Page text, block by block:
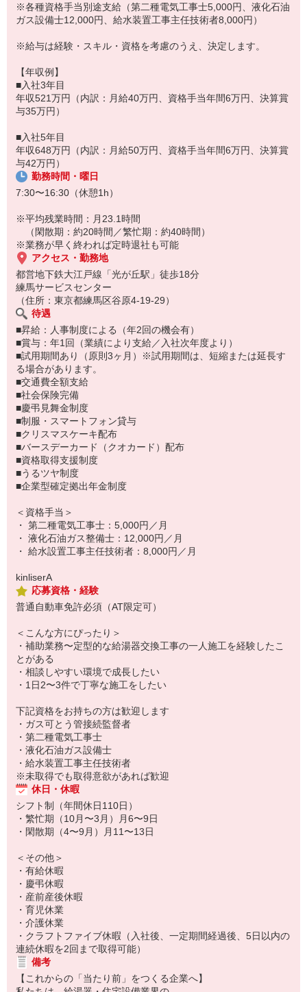
“職人任せ”ではなく、
チームで現場を支える体制が整っています。
【一日の流れ（例）】
当日の工事内容・注意点は事前に共有。
無理な詰め込みはありません。
8:30〜12:00｜1〜2件目の工事
難しい案件は事前に調整されています。
12:00〜13:00｜休憩
13:00〜15:30｜3件目の工事（ある場合）
時間に追われる工事は行いません。
16:30前後｜帰社・退勤
※各種資格手当別途支給（第二種電気工事士5,000円、液化石油
ガス設備士12,000円、給水装置工事主任技術者8,000円）
※給与は経験・スキル・資格を考慮のうえ、決定します。
【年収例】
■入社3年目
年収521万円（内訳：月給40万円、資格手当年間6万円、決算賞
与35万円）
■入社5年目
年収648万円（内訳：月給50万円、資格手当年間6万円、決算賞
与42万円）
勤務時間・曜日
7:30〜16:30（休憩1h）
※平均残業時間：月23.1時間
（閑散期：約20時間／繁忙期：約40時間）
※業務が早く終われば定時退社も可能
アクセス・勤務地
都営地下鉄大江戸線「光が丘駅」徒歩18分
練馬サービスセンター
（住所：東京都練馬区谷原4-19-29）
待遇
■昇給：人事制度による（年2回の機会有）
■賞与：年1回（業績により支給／入社次年度より）
■試用期間あり（原則3ヶ月）※試用期間は、短縮または延長す
る場合があります。
■交通費全額支給
■社会保険完備
■慶弔見舞金制度
■制服・スマートフォン貸与
■クリスマスケーキ配布
■バースデーカード（クオカード）配布
■資格取得支援制度
■うるツヤ制度
■企業型確定拠出年金制度
＜資格手当＞
・ 第二種電気工事士：5,000円／月
・ 液化石油ガス整備士：12,000円／月
・ 給水設置工事主任技術者：8,000円／月
kinliserA
応募資格・経験
普通自動車免許必須（AT限定可）
＜こんな方にぴったり＞
・補助業務〜定型的な給湯器交換工事の一人施工を経験したこ
とがある
・相談しやすい環境で成長したい
・1日2〜3件で丁寧な施工をしたい
下記資格をお持ちの方は歓迎します
・ガス可とう管接続監督者
・第二種電気工事士
・液化石油ガス設備士
・給水装置工事主任技術者
※未取得でも取得意欲があれば歓迎
休日・休暇
シフト制（年間休日110日）
・繁忙期（10月〜3月）月6〜9日
・閑散期（4〜9月）月11〜13日
＜その他＞
・有給休暇
・慶弔休暇
・産前産後休暇
・育児休業
・介護休業
・クラフトファイブ休暇（入社後、一定期間経過後、5日以内の
連続休暇を2回まで取得可能）
備考
【これからの「当たり前」をつくる企業へ】